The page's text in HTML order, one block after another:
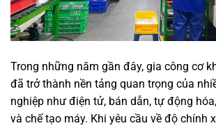
Trong những năm gần đây, gia công cơ
đã trở thành nền tảng quan trọng của
nghiệp như điện tử, bán dẫn, tự động
và chế tạo máy. Khi yêu cầu về độ chính